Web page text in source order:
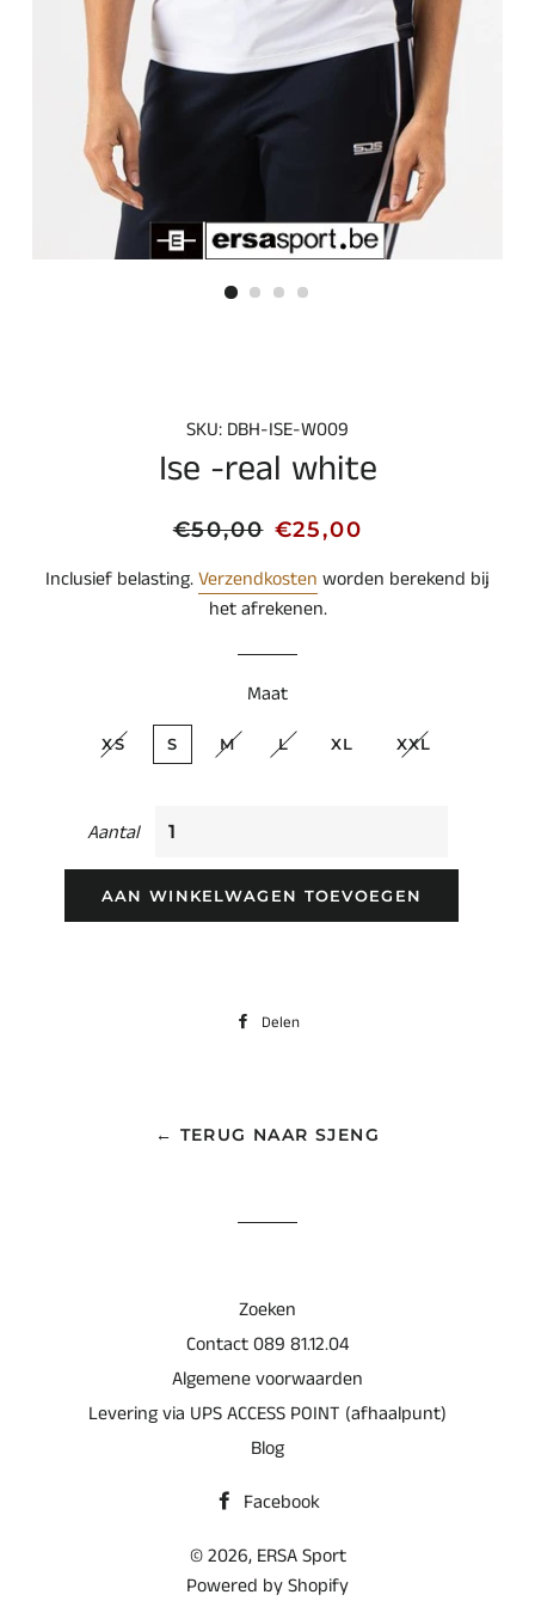
SKU: DBH-ISE-W009
Ise -real white
Normale
€50,00 Aanbiedingsprijs
€25,00
Inclusief belasting.Verzendkosten worden berekend bij
het afrekenen.
Maat
XS S M L XL XXL
Aantal
AAN WINKELWAGEN TOEVOEGEN
Delen
← TERUG NAAR SJENG
Zoeken
Contact 089 81.12.04
Algemene voorwaarden
Levering via UPS ACCESS POINT (afhaalpunt)
Blog
Facebook
© 2026, ERSA Sport
Powered by Shopify